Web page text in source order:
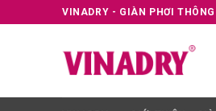
to
VINADRY - GIÀN PHƠI